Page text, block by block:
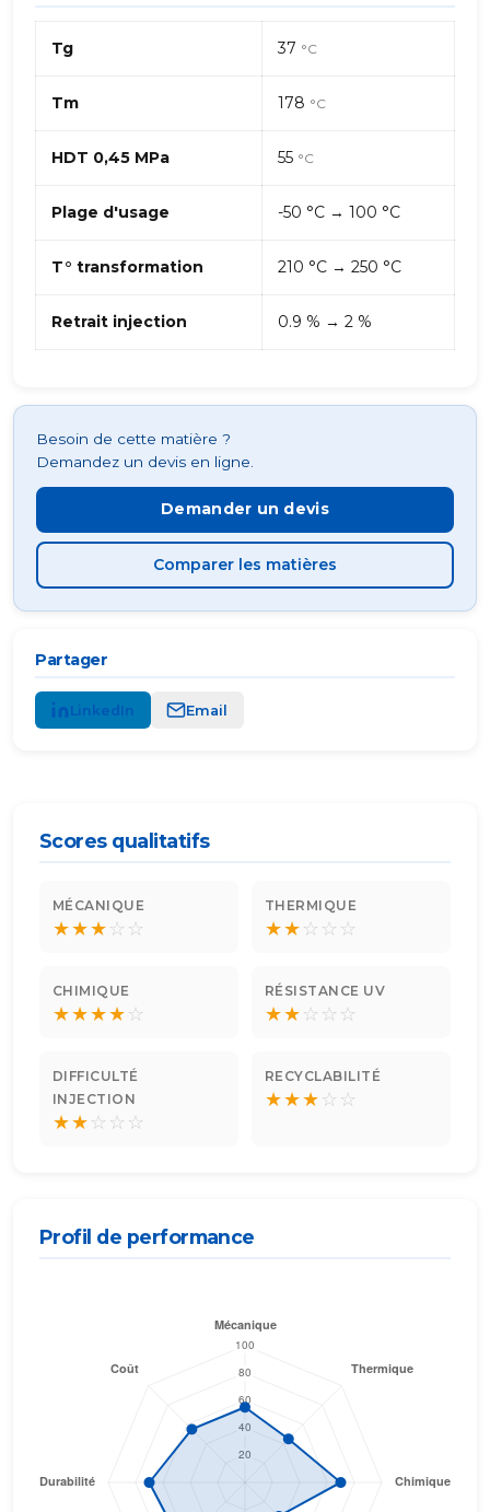
Scores qualitatifs
MÉCANIQUE
★★★☆ ☆
THERMIQUE
★★☆ ☆ ☆
CHIMIQUE
★★★★☆
RÉSISTANCE UV
★★☆ ☆ ☆
DIFFICULTÉ
INJECTION
★★☆ ☆ ☆
RECYCLABILITÉ
★★★☆ ☆
Profil de performance
Tg 37 °C
Tm 178 °C
HDT 0,45 MPa 55 °C
Plage d'usage -50 °C → 100 °C
T° transformation 210 °C → 250 °C
Retrait injection 0.9 % → 2 %
Besoin de cette matière ?
Demandez un devis en ligne.
Demander un devis
Comparer les matières
Partager
LinkedIn Email